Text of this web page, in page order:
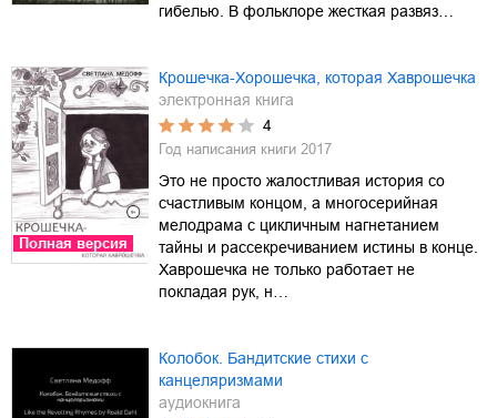
гибелью. В фольклоре жесткая развяз…
Полная версия
Крошечка-Хорошечка, которая Хаврошечка
электронная книга
4
Год написания книги 2017
Это не просто жалостливая история со
счастливым концом, а многосерийная
мелодрама с цикличным нагнетанием
тайны и рассекречиванием истины в конце.
Хаврошечка не только работает не
покладая рук, н…
Колобок. Бандитские стихи с
канцеляризмами
аудиокнига